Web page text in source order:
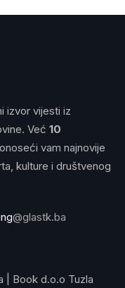
izvor vijesti iz
Već 10
vam najnovije
kulture i društvenog
@glastk.ba
| Book d.o.o Tuzla